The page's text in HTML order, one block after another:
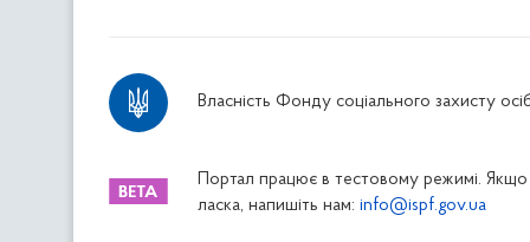
Дніпропетровське відділення
Житомирське відділення
Закарпатське відділення
Власність Фонду соціального захисту
Портал працює в тестовому режимі.
ласка, напишіть нам: info@ispf.gov.ua